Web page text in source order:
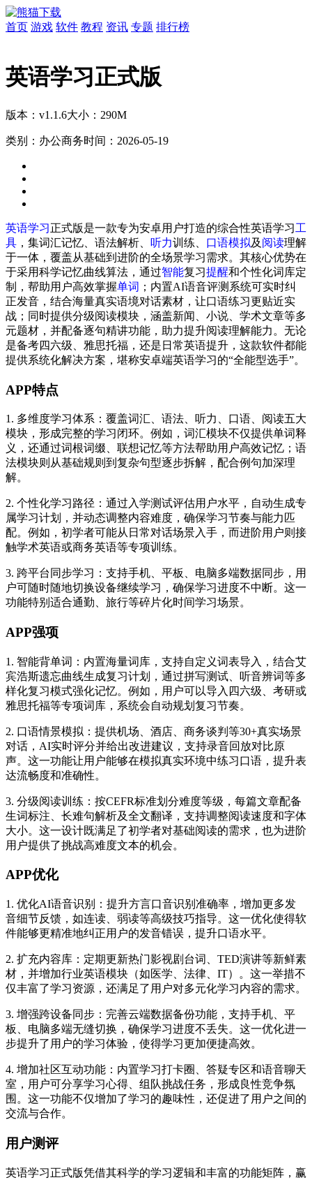
首页 游戏 软件 教程 资讯 专题 排行榜
英语学习正式版
版本：v1.1.6大小：290M
类别：办公商务时间：2026-05-19
英语学习正式版是一款专为安卓用户打造的综合性英语学习工
具 ，集词汇记忆、语法解析、 听力训练、 口语模拟及 阅读理解
于一体，覆盖从基础到进阶的全场景学习需求。其核心优势在
于采用科学记忆曲线算法，通过智能复习提醒和个性化词库定
制，帮助用户高效掌握单词 ；内置AI语音评测系统可实时纠
正发音，结合海量真实语境对话素材，让口语练习更贴近实
战；同时提供分级阅读模块，涵盖新闻、小说、学术文章等多
元题材，并配备逐句精讲功能，助力提升阅读理解能力。无论
是备考四六级、雅思托福，还是日常英语提升，这款软件都能
提供系统化解决方案，堪称安卓端英语学习的“全能型选手”。
APP特点
1. 多维度学习体系：覆盖词汇、语法、听力、口语、阅读五大
模块，形成完整的学习闭环。例如，词汇模块不仅提供单词释
义，还通过词根词缀、联想记忆等方法帮助用户高效记忆；语
法模块则从基础规则到复杂句型逐步拆解，配合例句加深理
解。
2. 个性化学习路径：通过入学测试评估用户水平，自动生成专
属学习计划，并动态调整内容难度，确保学习节奏与能力匹
配。例如，初学者可能从日常对话场景入手，而进阶用户则接
触学术英语或商务英语等专项训练。
3. 跨平台同步学习：支持手机、平板、电脑多端数据同步，用
户可随时随地切换设备继续学习，确保学习进度不中断。这一
功能特别适合通勤、旅行等碎片化时间学习场景。
APP强项
1. 智能背单词：内置海量词库，支持自定义词表导入，结合艾
宾浩斯遗忘曲线生成复习计划，通过拼写测试、听音辨词等多
样化复习模式强化记忆。例如，用户可以导入四六级、考研或
雅思托福等专项词库，系统会自动规划复习节奏。
2. 口语情景模拟：提供机场、酒店、商务谈判等30+真实场景
对话，AI实时评分并给出改进建议，支持录音回放对比原
声。这一功能让用户能够在模拟真实环境中练习口语，提升表
达流畅度和准确性。
3. 分级阅读训练：按CEFR标准划分难度等级，每篇文章配备
生词标注、长难句解析及全文翻译，支持调整阅读速度和字体
大小。这一设计既满足了初学者对基础阅读的需求，也为进阶
用户提供了挑战高难度文本的机会。
APP优化
1. 优化AI语音识别：提升方言口音识别准确率，增加更多发
音细节反馈，如连读、弱读等高级技巧指导。这一优化使得软
件能够更精准地纠正用户的发音错误，提升口语水平。
2. 扩充内容库：定期更新热门影视剧台词、TED演讲等新鲜素
材，并增加行业英语模块（如医学、法律、IT）。这一举措不
仅丰富了学习资源，还满足了用户对多元化学习内容的需求。
3. 增强跨设备同步：完善云端数据备份功能，支持手机、平
板、电脑多端无缝切换，确保学习进度不丢失。这一优化进一
步提升了用户的学习体验，使得学习更加便捷高效。
4. 增加社区互动功能：内置学习打卡圈、答疑专区和语音聊天
室，用户可分享学习心得、组队挑战任务，形成良性竞争氛
围。这一功能不仅增加了学习的趣味性，还促进了用户之间的
交流与合作。
用户测评
英语学习正式版凭借其科学的学习逻辑和丰富的功能矩阵，赢